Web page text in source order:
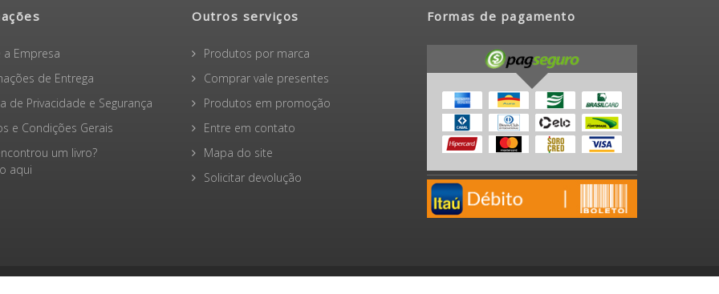
a Empresa
de Entrega
de Privacidade e Segurança
e Condições Gerais
um livro?
aqui
Outros serviços
Produtos por marca
Comprar vale presentes
Produtos em promoção
Entre em contato
Mapa do site
Solicitar devolução
Formas de pagamento